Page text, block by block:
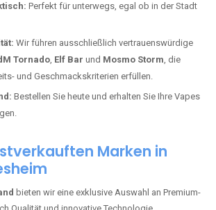
Perfekt für unterwegs, egal ob in der Stadt
Wir führen ausschließlich vertrauenswürdige
Tornado, Elf Bar und Mosmo Storm, die
und Geschmackskriterien erfüllen.
Bestellen Sie heute und erhalten Sie Ihre Vapes
Marken in
bieten wir eine exklusive Auswahl an Premium-